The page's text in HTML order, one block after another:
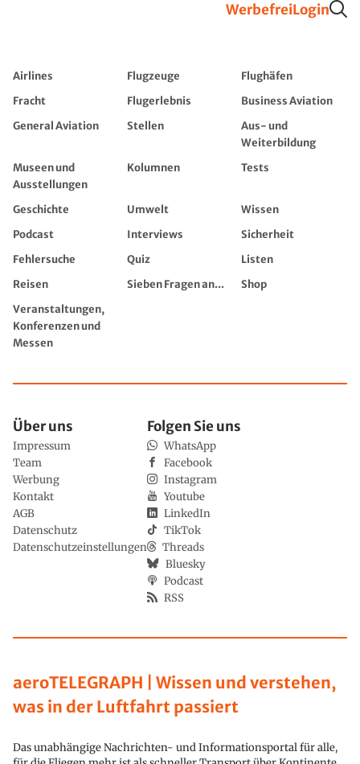
WerbefreiLogin
Airlines Flugzeuge
Flughäfen
Fracht
Flugerlebnis
Business Aviation
General Aviation
Stellen
Aus- und
Weiterbildung
Museen und
Ausstellungen
Kolumnen Tests
Geschichte Umwelt
Wissen
Podcast
Interviews
Sicherheit
Fehlersuche
Quiz
Listen
Reisen
Sieben Fragen an...
Shop
Veranstaltungen,
Konferenzen und
Messen
aeroTELEGRAPH | Wissen und verstehen,
was in der Luftfahrt passiert
Das unabhängige Nachrichten- und Informationsportal für alle,
Über uns
Impressum
Team
Werbung
Kontakt
AGB
Datenschutz
Datenschutzeinstellungen
Folgen Sie uns
WhatsApp
Facebook
Instagram
Youtube
LinkedIn
TikTok
Threads
Bluesky
Podcast
RSS